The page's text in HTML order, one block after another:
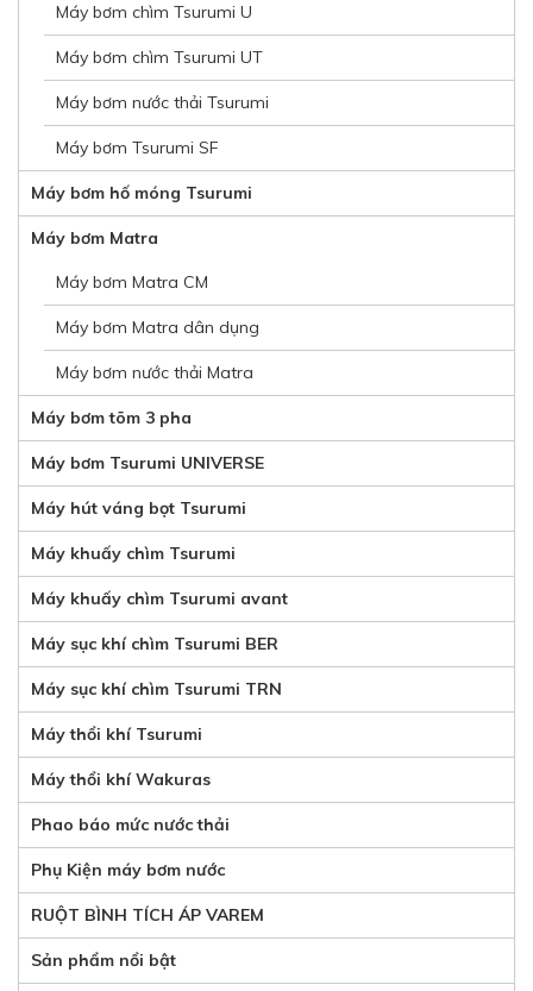
Máy bơm chìm Tsurumi U
Máy bơm chìm Tsurumi UT
Máy bơm nước thải Tsurumi
Máy bơm Tsurumi SF
Máy bơm hố móng Tsurumi
Máy bơm Matra
Máy bơm Matra CM
Máy bơm Matra dân dụng
Máy bơm nước thải Matra
Máy bơm tõm 3 pha
Máy bơm Tsurumi UNIVERSE
Máy hút váng bọt Tsurumi
Máy khuấy chìm Tsurumi
Máy khuấy chìm Tsurumi avant
Máy sục khí chìm Tsurumi BER
Máy sục khí chìm Tsurumi TRN
Máy thổi khí Tsurumi
Máy thổi khí Wakuras
Phao báo mức nước thải
Phụ Kiện máy bơm nước
RUỘT BÌNH TÍCH ÁP VAREM
Sản phẩm nổi bật